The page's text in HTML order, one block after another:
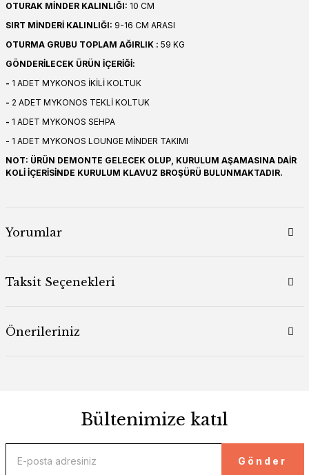
OTURAK MİNDER KALINLIĞI: 10 CM
SIRT MİNDERİ KALINLIĞI: 9-16 CM ARASI
OTURMA GRUBU TOPLAM AĞIRLIK : 59 KG
GÖNDERİLECEK ÜRÜN İÇERİĞİ:
- 1 ADET MYKONOS İKİLİ KOLTUK
- 2 ADET MYKONOS TEKLİ KOLTUK
- 1 ADET MYKONOS SEHPA
- 1 ADET MYKONOS LOUNGE MİNDER TAKIMI
NOT: ÜRÜN DEMONTE GELECEK OLUP, KURULUM AŞAMASINA DAİR
KOLİ İÇERİSİNDE KURULUM KLAVUZ BROŞÜRÜ BULUNMAKTADIR.
Yorumlar
Taksit Seçenekleri
Önerileriniz
Bültenimize katıl
Gönder